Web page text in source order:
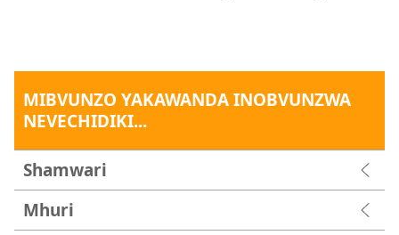
MIBVUNZO YAKAWANDA INOBVUNZWA
NEVECHIDIKI...
Shamwari
Mhuri